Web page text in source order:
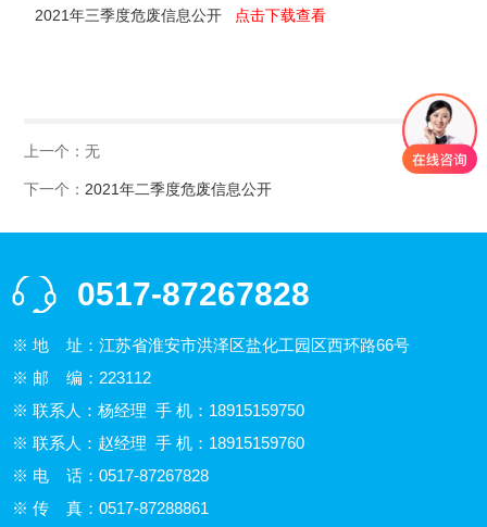
2021年三季度危废信息公开 点击下载查看
上一个：无
下一个： 2021年二季度危废信息公开
0517-87267828
※ 地 址：江苏省淮安市洪泽区盐化工园区西环路66号
※ 邮 编：223112
※ 联系人：杨经理 手 机：18915159750
※ 联系人：赵经理 手 机：18915159760
※ 电 话：0517-87267828
※ 传 真：0517-87288861